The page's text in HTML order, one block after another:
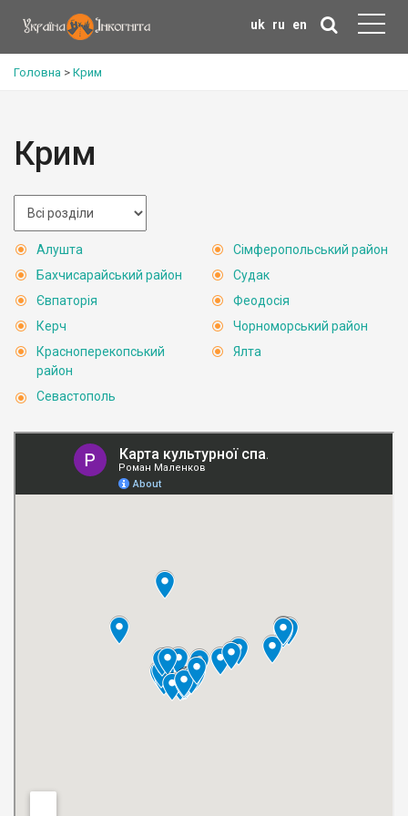
uk ru en
Головна > Крим
Крим
Алушта
Бахчисарайський район
Євпаторія
Керч
Красноперекопський
район
Севастополь
Сімферопольський район
Судак
Феодосія
Чорноморський район
Ялта